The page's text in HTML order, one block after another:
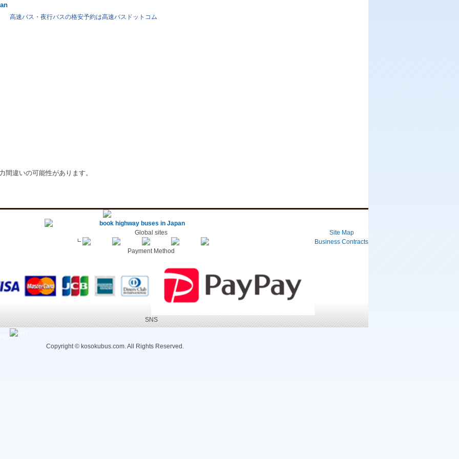
高速バス・夜行バスの格安予約は高速バスドットコム
間違いの可能性があります。
book highway buses in Japan
Site Map
Business Contracts
Global sites
┗
Payment Method
SNS
Copyright © kosokubus.com. All Rights Reserved.